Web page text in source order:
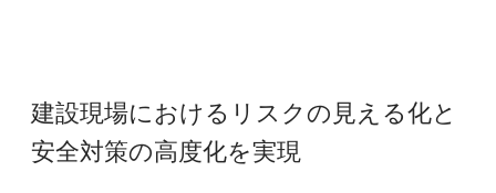
建設現場におけるリスクの見える化と
安全対策の高度化を実現